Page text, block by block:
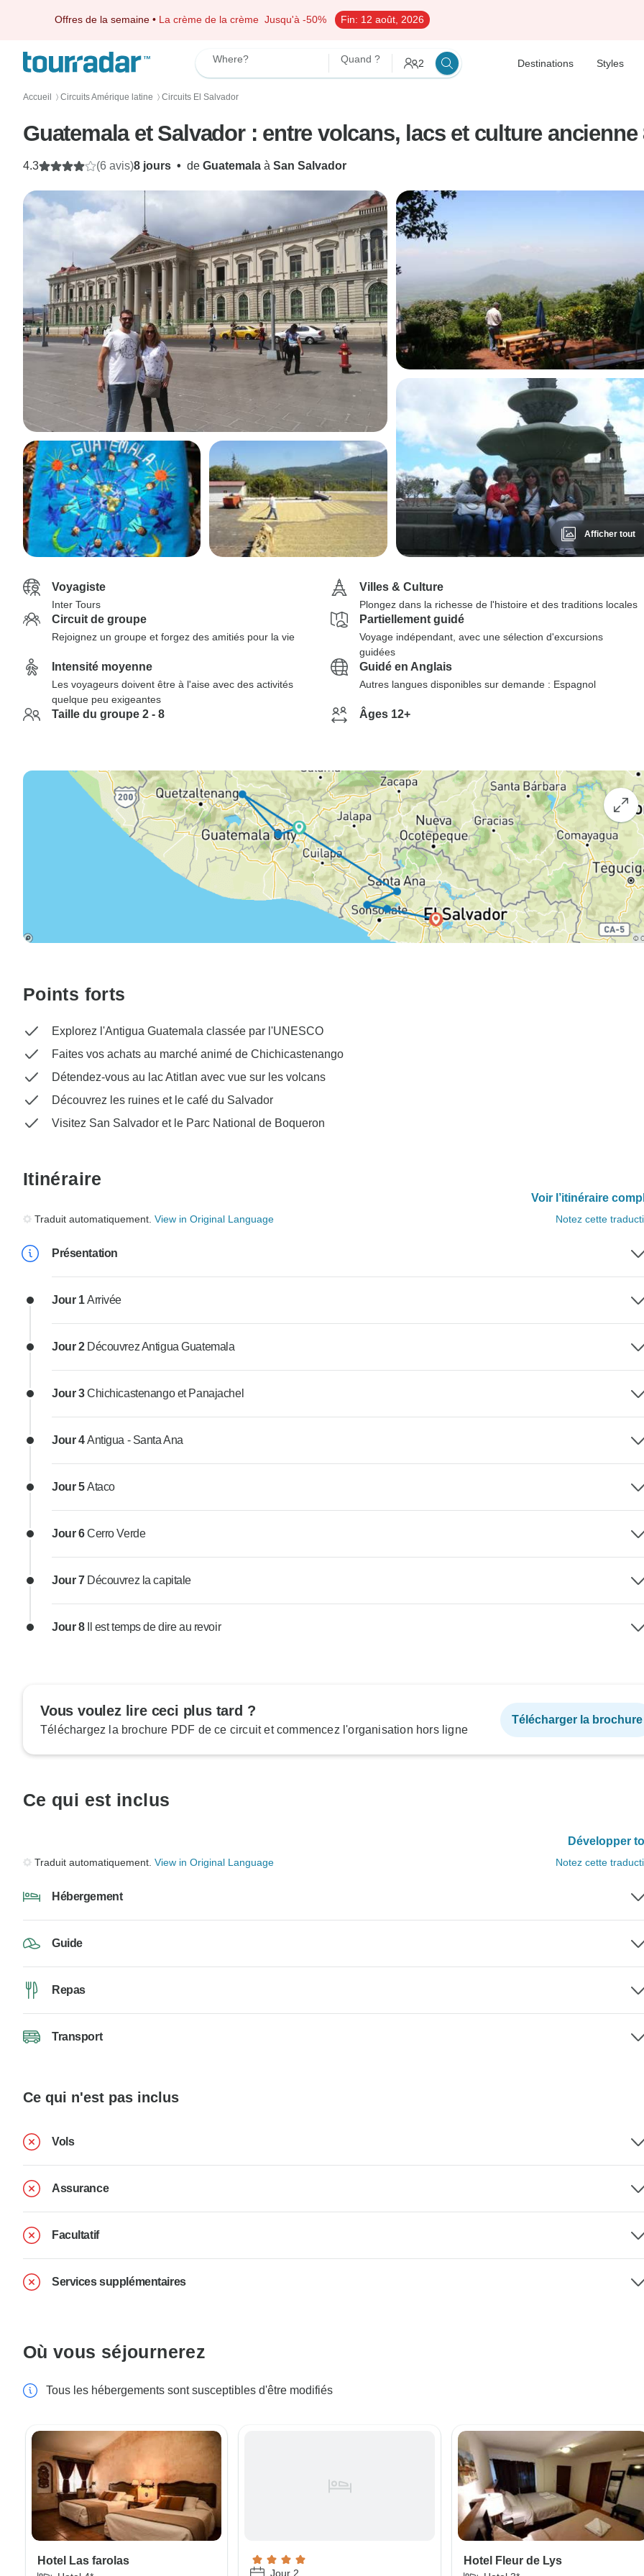
Offres de la semaine • La crème de la crème Jusqu'à -50% Fin: 12 août, 2026
Where? Quand ? 2 Destinations Styles
Accueil 〉 Circuits Amérique latine 〉 Circuits El Salvador
Guatemala et Salvador : entre volcans, lacs et culture
8 jours • de Guatemala à San Salvador
4.3 (6 avis)
Afficher tout
Voyagiste
Inter Tours
Villes & Culture
Plongez dans la richesse de l'histoire et des traditions locales
Circuit de groupe
Rejoignez un groupe et forgez des amitiés pour la vie
Partiellement guidé
Voyage indépendant, avec une sélection d'excursions
guidées
Intensité moyenne
Les voyageurs doivent être à l'aise avec des activités
quelque peu exigeantes
Guidé en Anglais
Autres langues disponibles sur demande : Espagnol
Taille du groupe 2 - 8 Âges 12+
Points forts
Explorez l'Antigua Guatemala classée par l'UNESCO
Faites vos achats au marché animé de Chichicastenango
Détendez-vous au lac Atitlan avec vue sur les volcans
Découvrez les ruines et le café du Salvador
Visitez San Salvador et le Parc National de Boqueron
Itinéraire
Voir l’itinéraire
Traduit automatiquement. View in Original Language Notez cette
Présentation
Jour 1Arrivée
Jour 2 Découvrez Antigua Guatemala
Jour 3Chichicastenango et Panajachel
Jour 4Antigua - Santa Ana
Jour 5Ataco
Jour 6Cerro Verde
Jour 7 Découvrez la capitale
Jour 8 Il est temps de dire au revoir
Vous voulez lire ceci plus tard ?
Téléchargez la brochure PDF de ce circuit et commencez l'organisation hors ligne
Télécharger la brochure
Ce qui est inclus
Développer
Traduit automatiquement. View in Original Language Notez cette
Hébergement
Guide
Repas
Transport
Ce qui n'est pas inclus
Vols
Assurance
Facultatif
Services supplémentaires
Où vous séjournerez
Tous les hébergements sont susceptibles d'être modifiés
Hotel Las farolas
Jour 2
Hotel Fleur de Lys